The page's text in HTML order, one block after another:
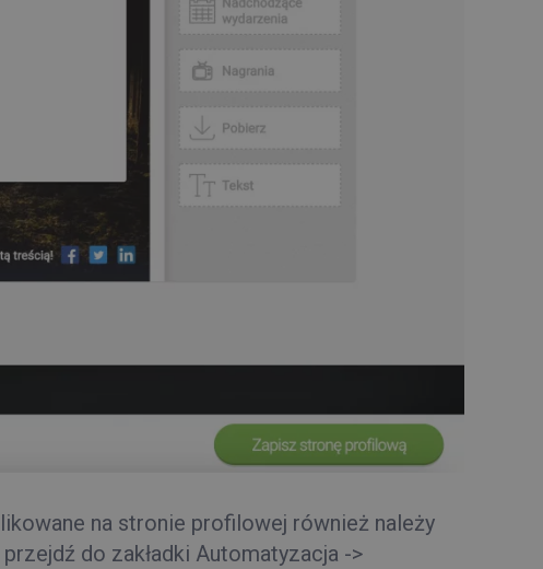
na stronie profilowej również należy
do zakładki Automatyzacja ->